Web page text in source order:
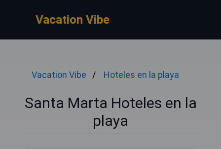
Vacation Vibe
Vacation Vibe Hoteles en la playa
Santa Marta Hoteles en la
playa